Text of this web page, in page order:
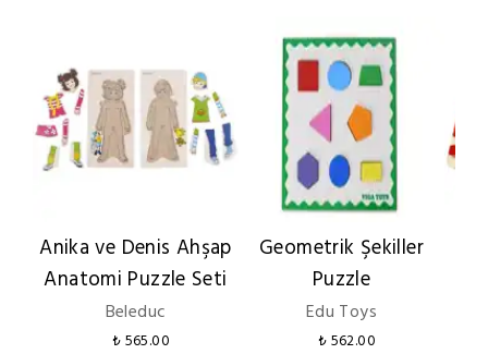
Anika ve Denis Ahşap
Anatomi Puzzle Seti
Beleduc
₺ 565.00
Geometrik Şekiller
Puzzle
Edu Toys
₺ 562.00